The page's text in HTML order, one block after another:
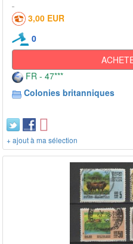
3,00 EUR
0
FR - 47***
Colonies britanniques
+ ajout à ma sélection